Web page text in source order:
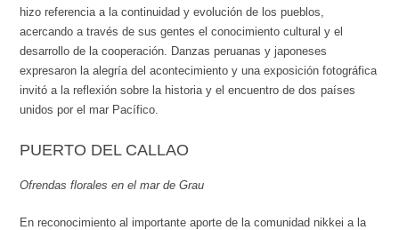
hizo referencia a la continuidad y evolución de los pueblos,
acercando a través de sus gentes el conocimiento cultural y el
desarrollo de la cooperación. Danzas peruanas y japoneses
expresaron la alegría del acontecimiento y una exposición fotográfica
invitó a la reflexión sobre la historia y el encuentro de dos países
unidos por el mar Pacífico.
PUERTO DEL CALLAO
Ofrendas florales en el mar de Grau
En reconocimiento al importante aporte de la comunidad nikkei a la